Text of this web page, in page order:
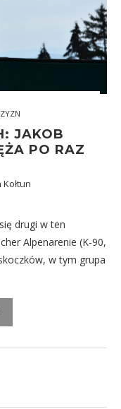
JAKOB
PO RAZ
drugi w ten
Alpenarenie (K-90,
w tym grupa